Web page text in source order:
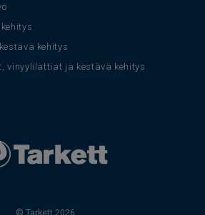
kehitys
vinyylilattiat ja kestävä kehitys
© Tarkett 2026